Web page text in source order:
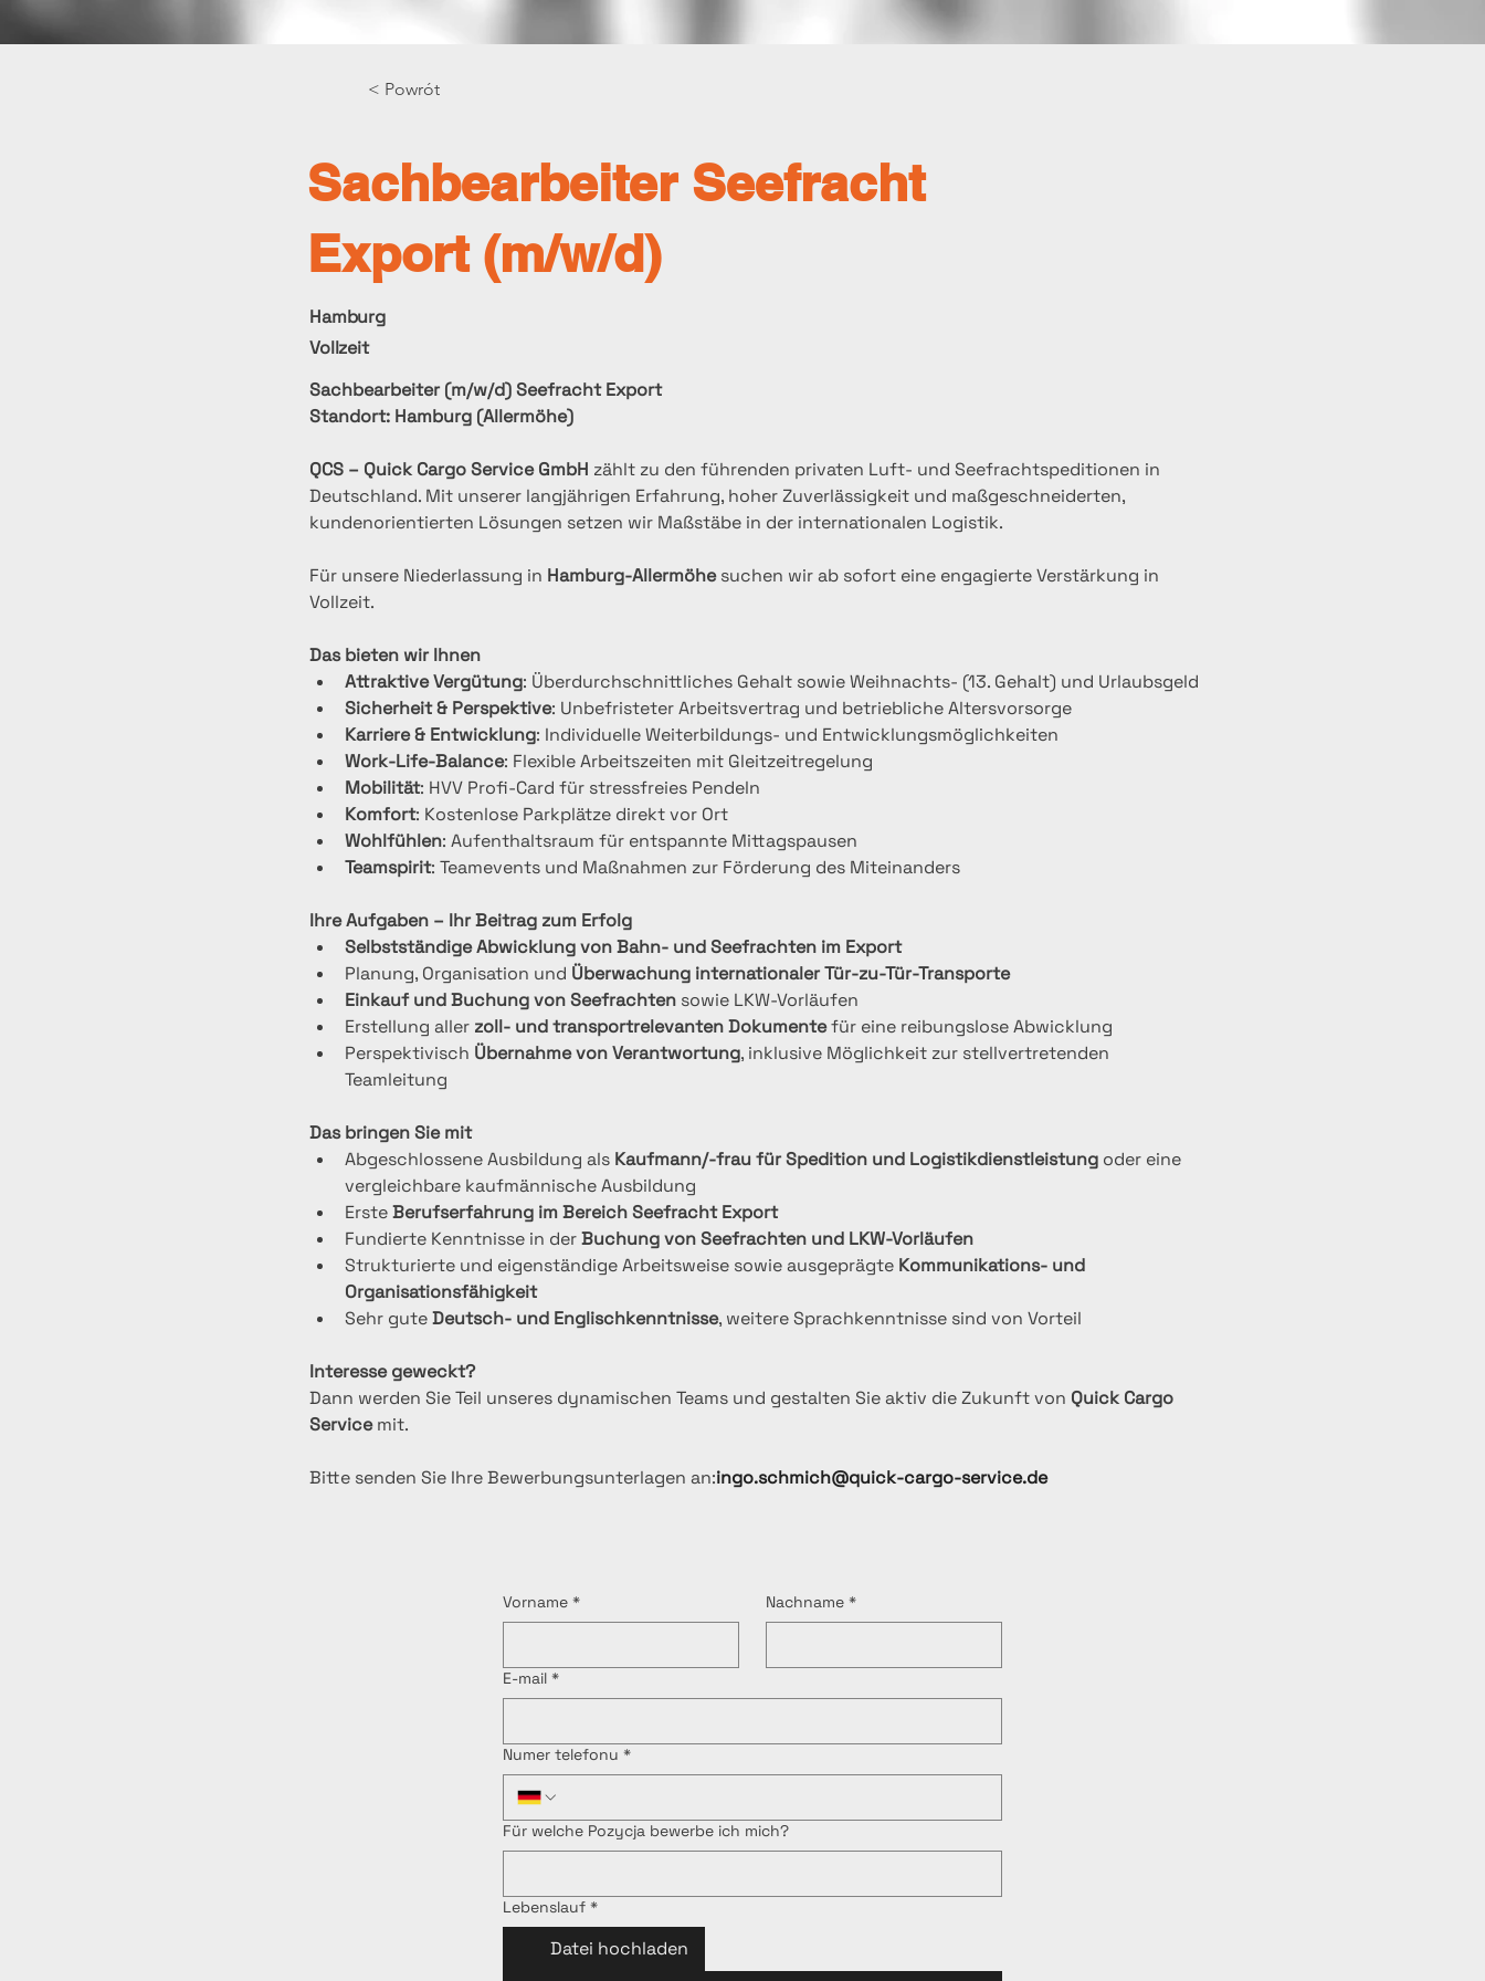
< Powrót
Sachbearbeiter Seefracht
Export (m/w/d)
Hamburg
Vollzeit
Sachbearbeiter (m/w/d) Seefracht Export
Standort: Hamburg (Allermöhe)
QCS – Quick Cargo Service GmbH zählt zu den führenden privaten Luft‑ und Seefrachtspeditionen in
Deutschland. Mit unserer langjährigen Erfahrung, hoher Zuverlässigkeit und maßgeschneiderten,
kundenorientierten Lösungen setzen wir Maßstäbe in der internationalen Logistik.
Für unsere Niederlassung in Hamburg‑Allermöhe suchen wir ab sofort eine engagierte Verstärkung in
Vollzeit.
Das bieten wir Ihnen
Attraktive Vergütung: Überdurchschnittliches Gehalt sowie Weihnachts‑ (13. Gehalt) und Urlaubsgeld
Sicherheit & Perspektive: Unbefristeter Arbeitsvertrag und betriebliche Altersvorsorge
Karriere & Entwicklung: Individuelle Weiterbildungs‑ und Entwicklungsmöglichkeiten
Work‑Life‑Balance: Flexible Arbeitszeiten mit Gleitzeitregelung
Mobilität: HVV Profi‑Card für stressfreies Pendeln
Komfort: Kostenlose Parkplätze direkt vor Ort
Wohlfühlen: Aufenthaltsraum für entspannte Mittagspausen
Teamspirit: Teamevents und Maßnahmen zur Förderung des Miteinanders
Ihre Aufgaben – Ihr Beitrag zum Erfolg
Selbstständige Abwicklung von Bahn‑ und Seefrachten im Export
Planung, Organisation und Überwachung internationaler Tür‑zu‑Tür‑Transporte
Einkauf und Buchung von Seefrachten sowie LKW‑Vorläufen
Erstellung aller zoll‑ und transportrelevanten Dokumente für eine reibungslose Abwicklung
Perspektivisch Übernahme von Verantwortung, inklusive Möglichkeit zur stellvertretenden
Teamleitung
Das bringen Sie mit
Abgeschlossene Ausbildung als Kaufmann/-frau für Spedition und Logistikdienstleistung oder eine
vergleichbare kaufmännische Ausbildung
Erste Berufserfahrung im Bereich Seefracht Export
Fundierte Kenntnisse in der Buchung von Seefrachten und LKW‑Vorläufen
Strukturierte und eigenständige Arbeitsweise sowie ausgeprägte Kommunikations‑ und
Organisationsfähigkeit
Sehr gute Deutsch‑ und Englischkenntnisse, weitere Sprachkenntnisse sind von Vorteil
Interesse geweckt?
Dann werden Sie Teil unseres dynamischen Teams und gestalten Sie aktiv die Zukunft von Quick Cargo
Service mit.
Bitte senden Sie Ihre Bewerbungsunterlagen an:ingo.schmich@quick-cargo-service.de
Vorname * Nachname *
E-mail *
Numer telefonu *
Für welche Pozycja bewerbe ich mich?
Lebenslauf *
Datei hochladen